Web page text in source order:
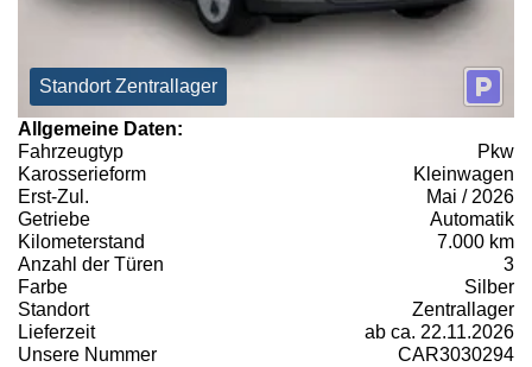
Standort Zentrallager
Allgemeine Daten:
Fahrzeugtyp
Pkw
Karosserieform
Kleinwagen
Erst-Zul.
Mai / 2026
Getriebe
Automatik
Kilometerstand
7.000 km
Anzahl der Türen
3
Farbe
Silber
Standort
Zentrallager
Lieferzeit
ab ca. 22.11.2026
Unsere Nummer
CAR3030294